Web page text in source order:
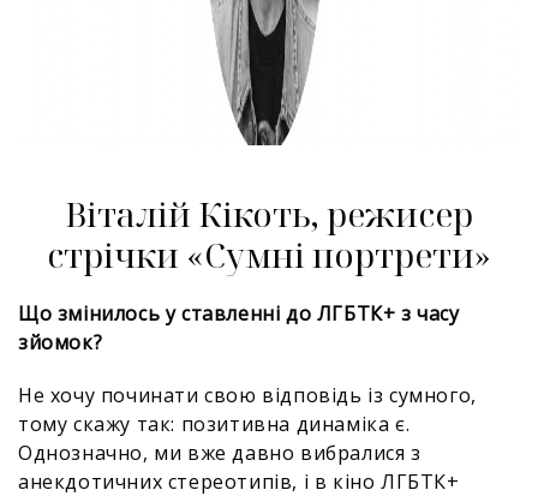
Віталій Кікоть, режисер
стрічки «Сумні портрети»
Що змінилось у ставленні до ЛГБТК+ з часу
зйомок?
Не хочу починати свою відповідь із сумного,
тому скажу так: позитивна динаміка є.
Однозначно, ми вже давно вибралися з
анекдотичних стереотипів, і в кіно ЛГБТК+